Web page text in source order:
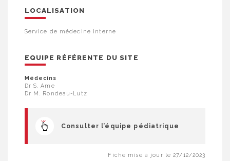
LOCALISATION
Service de médecine interne
EQUIPE RÉFÉRENTE DU SITE
Médecins
Dr S. Ame
Dr M. Rondeau-Lutz
Consulter l’équipe pédiatrique
Fiche mise à jour le 27/12/2023